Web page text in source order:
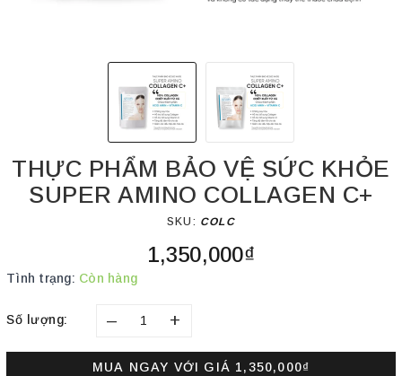
THỰC PHẨM BẢO VỆ SỨC KHỎE
SUPER AMINO COLLAGEN C+
SKU: COLC
1,350,000₫
Tình trạng: Còn hàng
Số lượng: – +
MUA NGAY VỚI GIÁ 1,350,000₫